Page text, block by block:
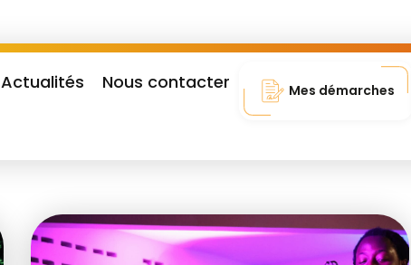
Actualités Nous contacter Mes démarches